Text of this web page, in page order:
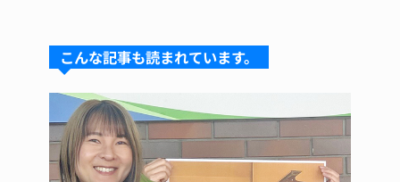
s
k
y
a
d
s
e
b
o
o
k
re
st
こんな記事も読まれています。